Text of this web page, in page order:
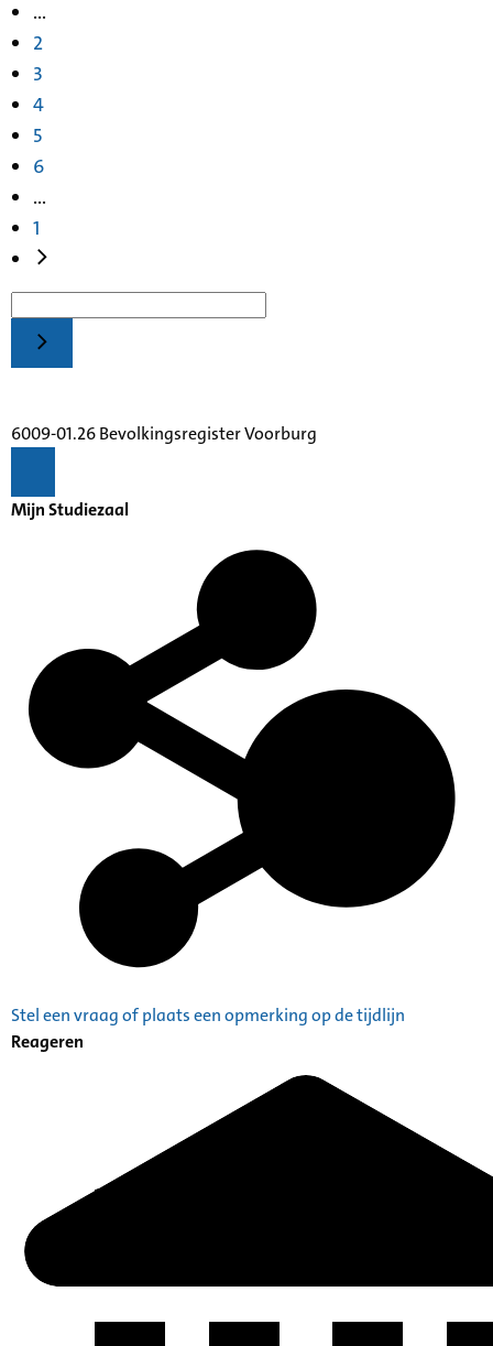
...
2
3
4
5
6
...
1
6009-01.26 Bevolkingsregister Voorburg
Mijn Studiezaal
Stel een vraag of plaats een opmerking op de tijdlijn
Reageren